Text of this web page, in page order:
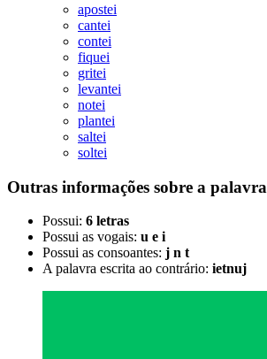
apostei
cantei
contei
fiquei
gritei
levantei
notei
plantei
saltei
soltei
Outras informações sobre a palavra
Possui: 6 letras
Possui as vogais: u e i
Possui as consoantes: j n t
A palavra escrita ao contrário: ietnuj